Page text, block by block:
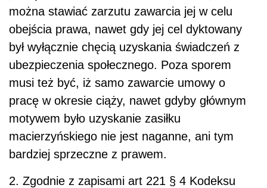
można stawiać zarzutu zawarcia jej w celu
obejścia prawa, nawet gdy jej cel dyktowany
był wyłącznie chęcią uzyskania świadczeń z
ubezpieczenia społecznego. Poza sporem
musi też być, iż samo zawarcie umowy o
pracę w okresie ciąży, nawet gdyby głównym
motywem było uzyskanie zasiłku
macierzyńskiego nie jest naganne, ani tym
bardziej sprzeczne z prawem.
2. Zgodnie z zapisami art 221 § 4 Kodeksu